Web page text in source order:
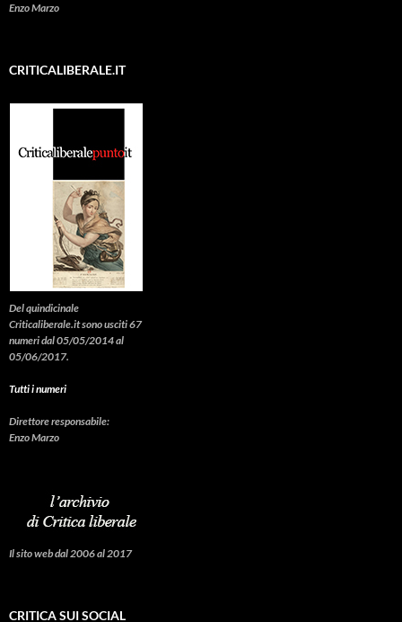
Enzo Marzo
CRITICALIBERALE.IT
Del quindicinale
Criticaliberale.it sono usciti 67
numeri dal 05/05/2014 al
05/06/2017.
Tutti i numeri
Direttore responsabile:
Enzo Marzo
Il sito web dal 2006 al 2017
CRITICA SUI SOCIAL